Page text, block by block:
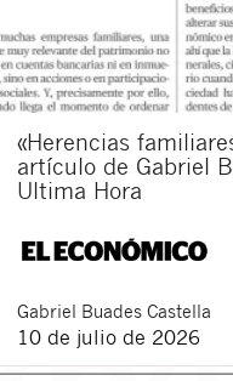
«Herencias
artículo de Gabriel
Ultima Hora
Gabriel Buades Castella
10 de julio de 2026